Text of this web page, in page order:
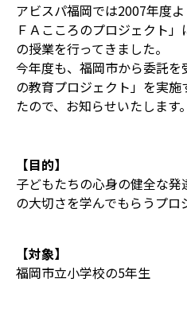
アビスパ福岡では2007年度
ＦＡこころのプロジェクト
の授業を行ってきました。
今年度も、福岡市から委託
の教育プロジェクト」を実
たので、お知らせいたします。
【目的】
子どもたちの心身の健全な
の大切さを学んでもらうプロ
【対象】
福岡市立小学校の5年生